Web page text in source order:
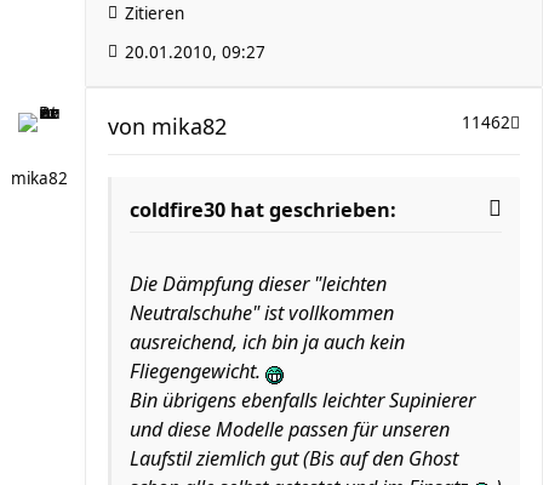
Zitieren
20.01.2010, 09:27
mika82
11462
von mika82
coldfire30 hat geschrieben:
Die Dämpfung dieser "leichten
Neutralschuhe" ist vollkommen
ausreichend, ich bin ja auch kein
Fliegengewicht.
Bin übrigens ebenfalls leichter Supinierer
und diese Modelle passen für unseren
Laufstil ziemlich gut (Bis auf den Ghost